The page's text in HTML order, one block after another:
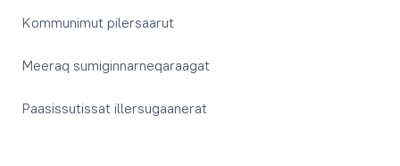
Kommunimut pilersaarut
Meeraq sumiginnarneqaraagat
Paasissutissat illersugaanerat